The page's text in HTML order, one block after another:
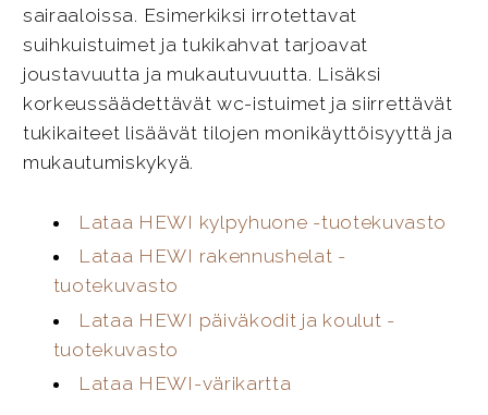
sairaaloissa. Esimerkiksi irrotettavat
suihkuistuimet ja tukikahvat tarjoavat
joustavuutta ja mukautuvuutta. Lisäksi
korkeussäädettävät wc-istuimet ja siirrettävät
tukikaiteet lisäävät tilojen monikäyttöisyyttä ja
mukautumiskykyä.
Lataa HEWI kylpyhuone -tuotekuvasto
Lataa HEWI rakennushelat -
tuotekuvasto
Lataa HEWI päiväkodit ja koulut -
tuotekuvasto
Lataa HEWI-värikartta